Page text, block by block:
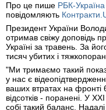
Про це пише РБК-Україна
повідомляють
Президент України
отримав свіжу доповідь
Україні за травень. За
тисяч убитих і
"Ми тримаємо такий
у нас є
ваших втратах на фронті
відсотків - поранені. У
собі такий баланс.